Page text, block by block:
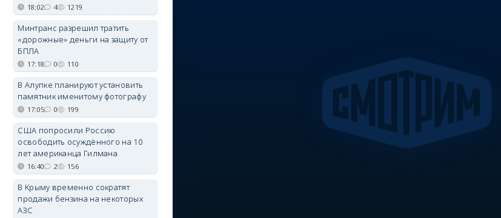
18:02 4 1219
Минтранс разрешил тратить
«дорожные» деньги на защиту от
БПЛА
17:18 0 110
В Алупке планируют установить
памятник именитому фотографу
17:05 0 199
США попросили Россию
освободить осуждённого на 10
лет американца Гилмана
16:40 2 156
В Крыму временно сократят
продажи бензина на некоторых
АЗС